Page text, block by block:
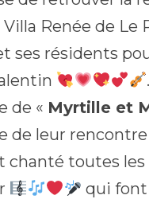
Renée de Le
ses résidents
de « Myrtille et
de leur rencontre
chanté toutes les
qui